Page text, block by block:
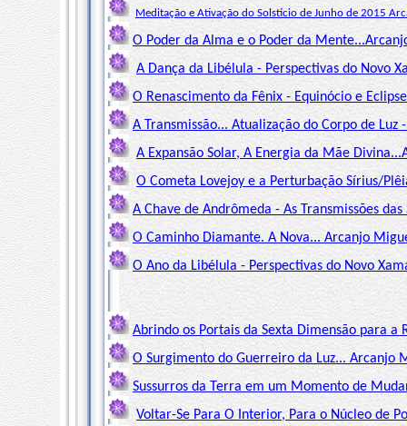
Meditação e Ativação do Solstício de Junho de 2015
O Poder da Alma e o Poder da
A Dança da Libélula - Perspectivas do Novo
O Renascimento da Fênix - Equinócio e
A Transmissão... Atualização do Corpo de
A Expansão Solar, A Energia da Mãe
O Cometa Lovejoy e a Perturbação Sírius/
A Chave de Andrômeda - As Transmissões
O Caminho Diamante. A Nova... Arcanjo
O Ano da Libélula - Perspectivas do Novo
Abrindo os Portais da Sexta Dimensão para
O Surgimento do Guerreiro da Luz... Arcanjo
Sussurros da Terra em um Momento de
Voltar-Se Para O Interior, Para o Núcleo de